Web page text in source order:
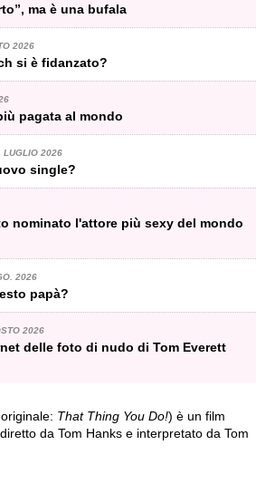
ma è una bufala
2026
si è fidanzato?
pagata al mondo
LUGLIO 2026
single?
nominato l'attore più sexy del mondo
2026
papà?
2026
delle foto di nudo di Tom Everett
That Thing You Do!) è un film
da Tom Hanks e interpretato da Tom